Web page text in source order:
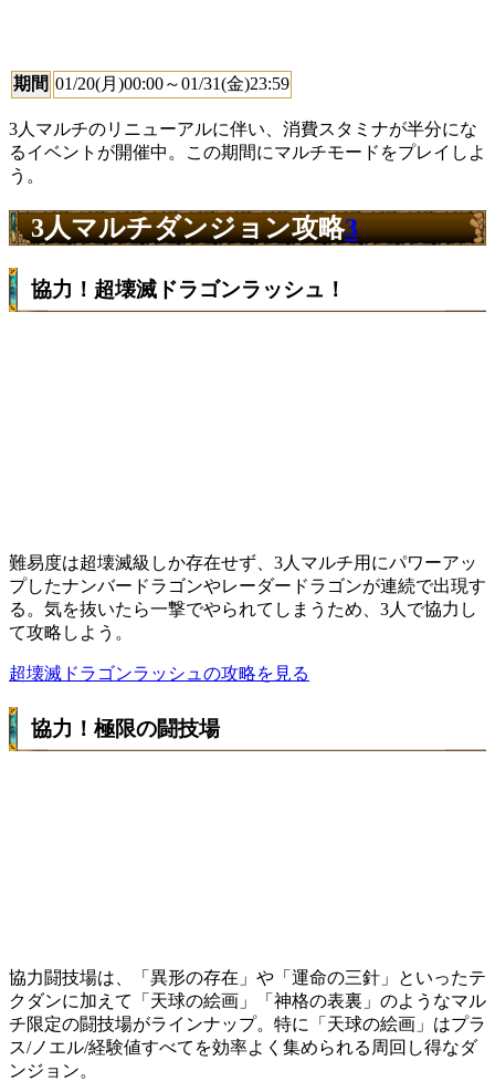
期間 01/20(月)00:00～01/31(金)23:59
3人マルチのリニューアルに伴い、消費スタミナが半分にな
るイベントが開催中。この期間にマルチモードをプレイしよ
う。
3人マルチダンジョン攻略3
協力！超壊滅ドラゴンラッシュ！
難易度は超壊滅級しか存在せず、3人マルチ用にパワーアッ
プしたナンバードラゴンやレーダードラゴンが連続で出現す
る。気を抜いたら一撃でやられてしまうため、3人で協力し
て攻略しよう。
超壊滅ドラゴンラッシュの攻略を見る
協力！極限の闘技場
協力闘技場は、「異形の存在」や「運命の三針」といったテ
クダンに加えて「天球の絵画」「神格の表裏」のようなマル
チ限定の闘技場がラインナップ。特に「天球の絵画」はプラ
ス/ノエル/経験値すべてを効率よく集められる周回し得なダ
ンジョン。